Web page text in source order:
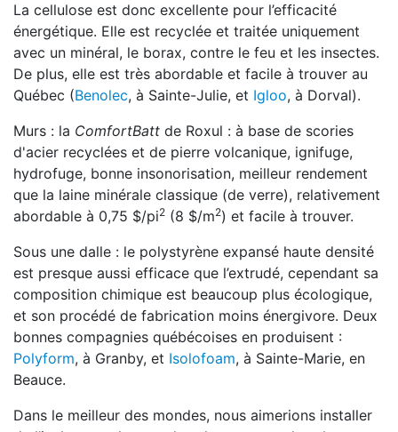
La cellulose est donc excellente pour l’efficacité
énergétique. Elle est recyclée et traitée uniquement
avec un minéral, le borax, contre le feu et les insectes.
De plus, elle est très abordable et facile à trouver au
Québec (Benolec, à Sainte-Julie, et Igloo, à Dorval).
Murs : la ComfortBatt de Roxul : à base de scories
d'acier recyclées et de pierre volcanique, ignifuge,
hydrofuge, bonne insonorisation, meilleur rendement
que la laine minérale classique (de verre), relativement
abordable à 0,75 $/pi2 (8 $/m2) et facile à trouver.
Sous une dalle : le polystyrène expansé haute densité
est presque aussi efficace que l’extrudé, cependant sa
composition chimique est beaucoup plus écologique,
et son procédé de fabrication moins énergivore. Deux
bonnes compagnies québécoises en produisent :
Polyform, à Granby, et Isolofoam, à Sainte-Marie, en
Beauce.
Dans le meilleur des mondes, nous aimerions installer